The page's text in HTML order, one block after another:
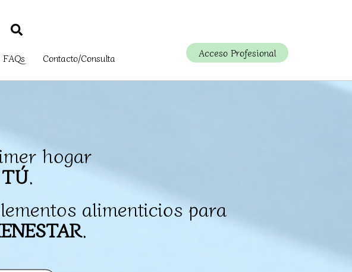
Acceso Profesional
FAQs Contacto/Consulta
hogar
.
alimenticios para
.